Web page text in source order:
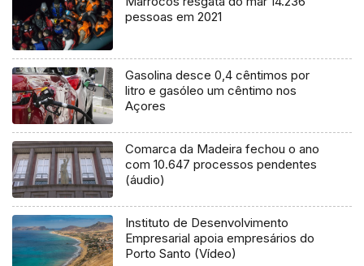
pessoas em 2021
Gasolina desce 0,4 cêntimos por
litro e gasóleo um cêntimo nos
Açores
Comarca da Madeira fechou o ano
com 10.647 processos pendentes
(áudio)
Instituto de Desenvolvimento
Empresarial apoia empresários do
Porto Santo (Vídeo)